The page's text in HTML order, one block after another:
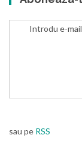
Introdu e-
sau pe RSS